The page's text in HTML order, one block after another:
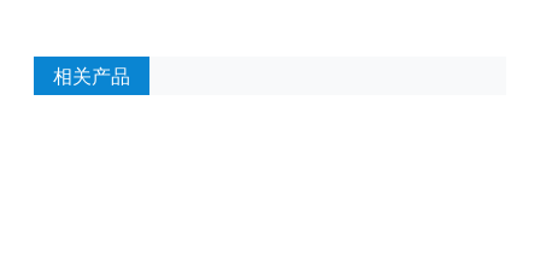
相关产品